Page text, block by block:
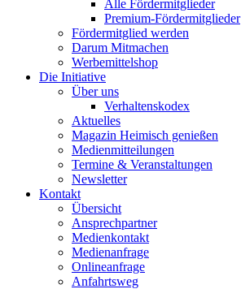
Alle Fördermitglieder
Premium-Fördermitglieder
Fördermitglied werden
Darum Mitmachen
Werbemittelshop
Die Initiative
Über uns
Verhaltenskodex
Aktuelles
Magazin Heimisch genießen
Medienmitteilungen
Termine & Veranstaltungen
Newsletter
Kontakt
Übersicht
Ansprechpartner
Medienkontakt
Medienanfrage
Onlineanfrage
Anfahrtsweg